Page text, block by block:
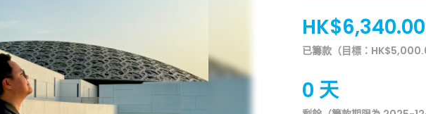
HK$6,340.00
已籌款（目標：
0 天